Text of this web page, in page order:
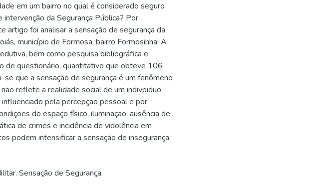
em um bairro no qual é considerado seguro
da Segurança Pública? Por
artigo foi analisar a sensação de segurança da
município de Formosa, bairro Formosinha. A
bem como pesquisa bibliográfica e
de questionário, quantitativo que obteve 106
que a sensação de segurança é um fenômeno
reflete a realidade social de um indivpiduo.
pela percepção pessoal e por
do espaço físico, iluminação, ausência de
de crimes e incidência de vidolência em
podem intensificar a sensação de insegurança.
Sensação de Segurança.